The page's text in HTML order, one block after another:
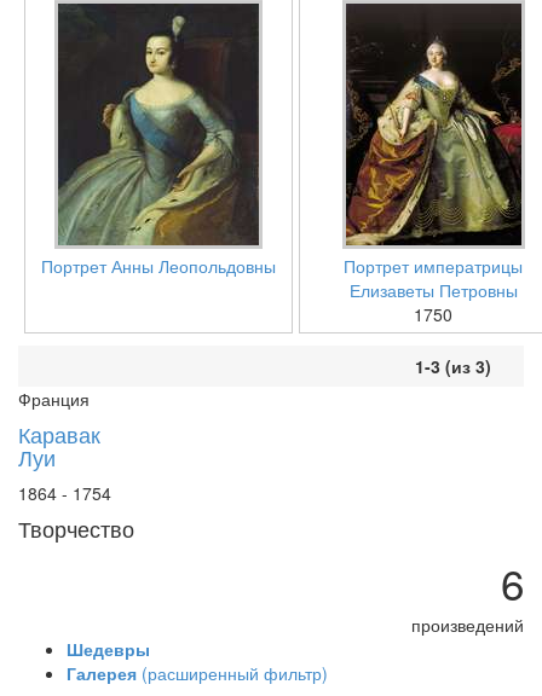
Портрет Анны Леопольдовны
Портрет императрицы
Елизаветы Петровны
1750
1-3 (из 3)
Франция
Каравак
Луи
1864 - 1754
Творчество
6
произведений
Шедевры
Галерея (расширенный фильтр)